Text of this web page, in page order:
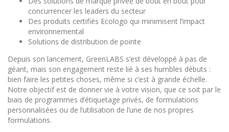
concurrencer les leaders du secteur
Des produits certifiés Ecologo qui minimisent l’impact
environnemental
Solutions de distribution de pointe
Depuis son lancement, GreenLABS s’est développé à pas de
géant, mais son engagement reste lié à ses humbles débuts :
bien faire les petites choses, même si c’est à grande échelle.
Notre objectif est de donner vie à votre vision, que ce soit par le
biais de programmes d’étiquetage privés, de formulations
personnalisées ou de l’utilisation de l’une de nos propres
formulations.